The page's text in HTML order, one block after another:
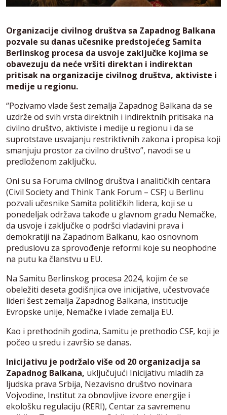
Organizacije civilnog društva sa Zapadnog Balkana
pozvale su danas učesnike predstojećeg Samita
Berlinskog procesa da usvoje zaključke kojima se
obavezuju da neće vršiti direktan i indirektan
pritisak na organizacije civilnog društva, aktiviste i
medije u regionu.
“Pozivamo vlade šest zemalja Zapadnog Balkana da se
uzdrže od svih vrsta direktnih i indirektnih pritisaka na
civilno društvo, aktiviste i medije u regionu i da se
suprotstave usvajanju restriktivnih zakona i propisa koji
smanjuju prostor za civilno društvo”, navodi se u
predloženom zaključku.
Oni su sa Foruma civilnog društva i analitičkih centara
(Civil Society and Think Tank Forum – CSF) u Berlinu
pozvali učesnike Samita političkih lidera, koji se u
ponedeljak održava takođe u glavnom gradu Nemačke,
da usvoje i zaključke o podršci vladavini prava i
demokratiji na Zapadnom Balkanu, kao osnovnom
preduslovu za sprovođenje reformi koje su neophodne
na putu ka članstvu u EU.
Na Samitu Berlinskog procesa 2024, kojim će se
obeležiti deseta godišnjica ove inicijative, učestvovaće
lideri šest zemalja Zapadnog Balkana, institucije
Evropske unije, Nemačke i vlade zemalja EU.
Kao i prethodnih godina, Samitu je prethodio CSF, koji je
počeo u sredu i završio se danas.
Inicijativu je podržalo više od 20 organizacija sa
Zapadnog Balkana, uključujući Inicijativu mladih za
ljudska prava Srbija, Nezavisno društvo novinara
Vojvodine, Institut za obnovljive izvore energije i
ekološku regulaciju (RERI), Centar za savremenu